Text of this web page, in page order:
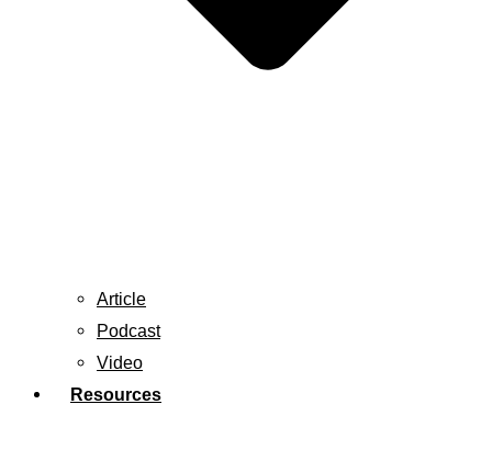
Article
Podcast
Video
Resources